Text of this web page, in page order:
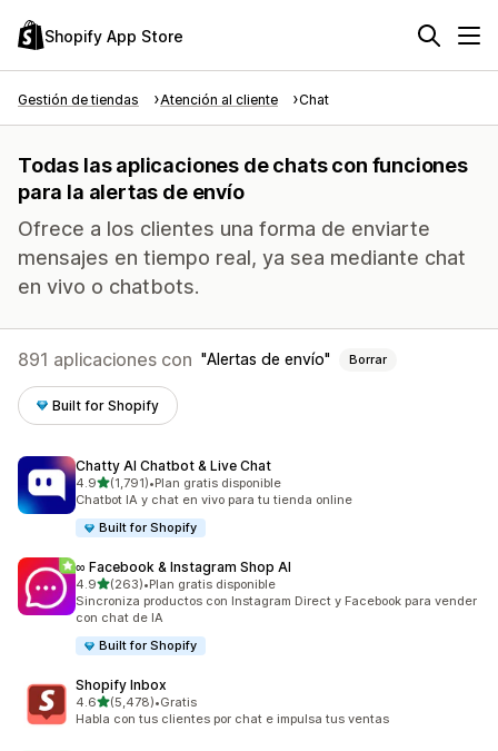
Shopify App Store
Gestión de tiendas Atención al cliente Chat
Todas las aplicaciones de chats con funciones
para la alertas de envío
Ofrece a los clientes una forma de enviarte
mensajes en tiempo real, ya sea mediante chat
en vivo o chatbots.
891 aplicaciones con Alertas de envío Borrar
Built for Shopify
Chatty AI Chatbot & Live Chat
4.9de 5 estrellas
(1,791)
1791 reseñas en total
•Plan gratis disponible
Chatbot IA y chat en vivo para tu tienda online
Built for Shopify
∞ Facebook & Instagram Shop AI
4.9de 5 estrellas
(263)
263 reseñas en total
•Plan gratis disponible
Sincroniza productos con Instagram Direct y Facebook para vender
con chat de IA
Built for Shopify
Shopify Inbox
4.6de 5 estrellas
(5,478)
5478 reseñas en total
•Gratis
Habla con tus clientes por chat e impulsa tus ventas